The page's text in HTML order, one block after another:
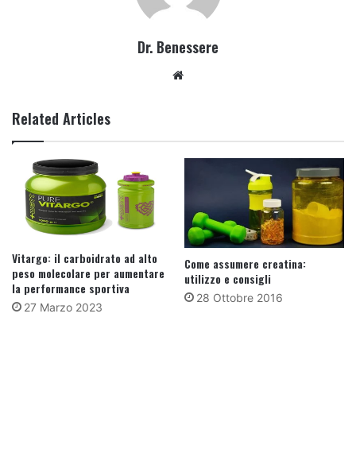
Dr. Benessere
Website
Related Articles
Vitargo: il carboidrato ad alto
peso molecolare per aumentare
la performance sportiva
27 Marzo 2023
Come assumere creatina:
utilizzo e consigli
28 Ottobre 2016